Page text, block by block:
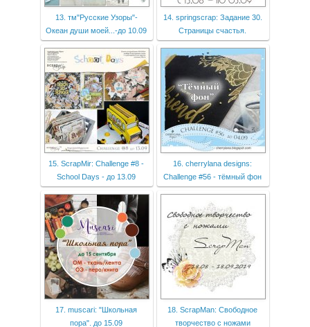
13. тм"Русские Узоры"-
Океан души моей...-до 10.09
14. springscrap: Задание 30.
Страницы счастья.
15. ScrapMir: Challenge #8 -
School Days - до 13.09
16. cherrylana designs:
Challenge #56 - тёмный фон
17. muscari: "Школьная
пора". до 15.09
18. ScrapMan: Свободное
творчество с ножами